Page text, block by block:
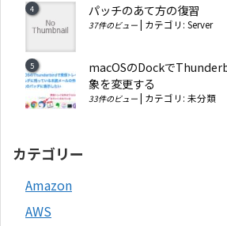
パッチのあて方の復習
37件のビュー カテゴリ: Server
macOSのDockで
象を変更する
33件のビュー カテゴリ: 未分類
カテゴリー
Amazon
AWS